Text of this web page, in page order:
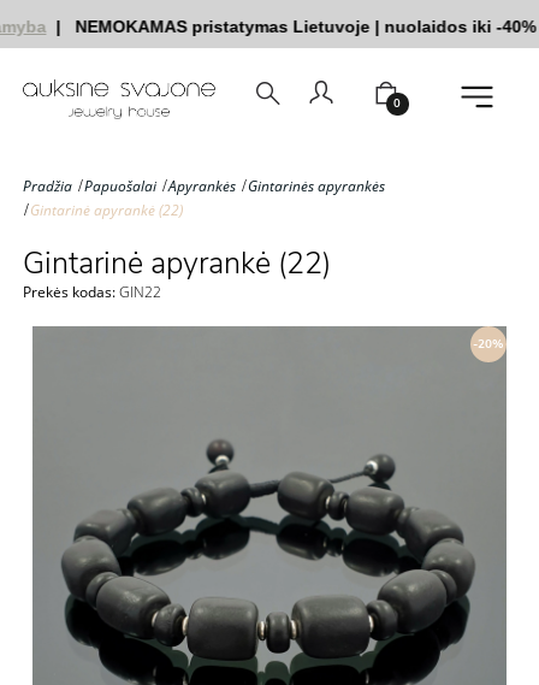
| NEMOKAMAS pristatymas Lietuvoje| nuolaidos iki -40%|
0
Pradžia Papuošalai Apyrankės
Gintarinės apyrankės
Gintarinė apyrankė (22)
Gintarinė apyrankė (22)
Prekės kodas:GIN22
-20%